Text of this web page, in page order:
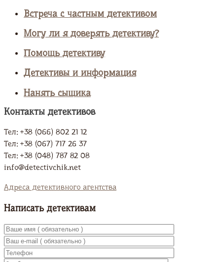
Встреча с частным детективом
Могу ли я доверять детективу?
Помощь детективу
Детективы и информация
Нанять сыщика
Контакты детективов
Тел: +38 (066) 802 21 12
Тел: +38 (067) 717 26 37
Тел: +38 (048) 787 82 08
info@detectivchik.net
Адреса детективного агентства
Написать детективам